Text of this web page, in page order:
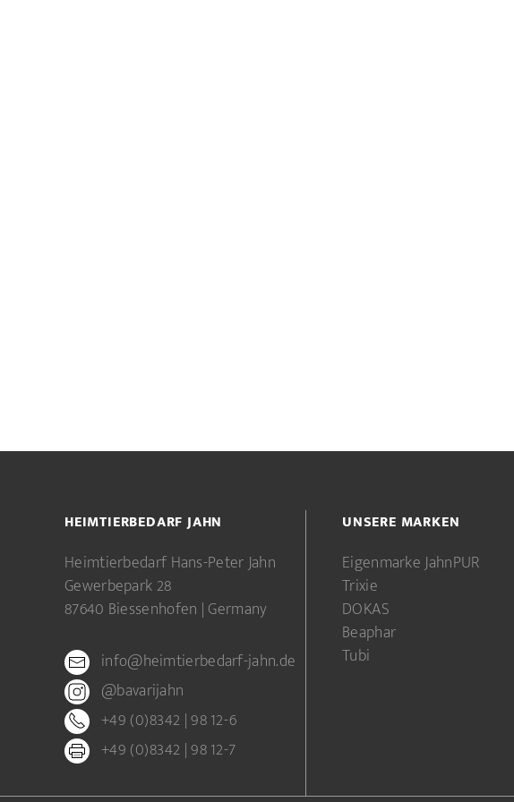
HEIMTIERBEDARF JAHN
Heimtierbedarf Hans-Peter Jahn
Gewerbepark 28
87640 Biessenhofen | Germany
info@heimtierbedarf-jahn.de
@bavarijahn
+49 (0)8342 | 98 12-6
+49 (0)8342 | 98 12-7
UNSERE MARKEN
Eigenmarke JahnPUR
Trixie
DOKAS
Beaphar
Tubi